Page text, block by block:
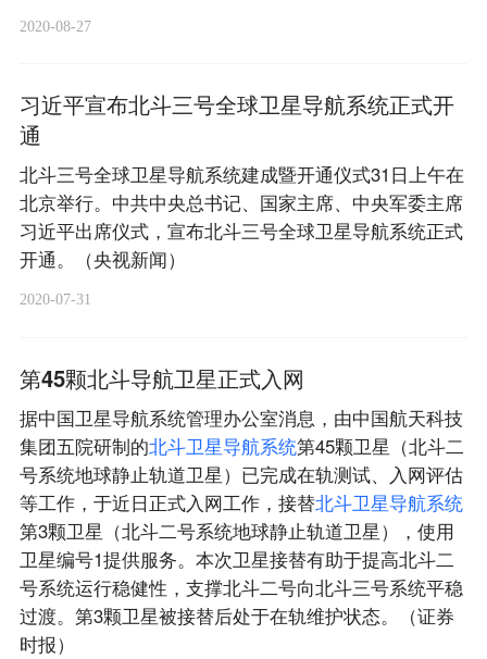
2020-08-27
习近平宣布北斗三号全球卫星导航系统正式开
通
北斗三号全球卫星导航系统建成暨开通仪式31日上午在
北京举行。中共中央总书记、国家主席、中央军委主席
习近平出席仪式，宣布北斗三号全球卫星导航系统正式
开通。（央视新闻）
2020-07-31
第45颗北斗导航卫星正式入网
据中国卫星导航系统管理办公室消息，由中国航天科技
集团五院研制的北斗卫星导航系统第45颗卫星（北斗二
号系统地球静止轨道卫星）已完成在轨测试、入网评估
等工作，于近日正式入网工作，接替北斗卫星导航系统
第3颗卫星（北斗二号系统地球静止轨道卫星），使用
卫星编号1提供服务。本次卫星接替有助于提高北斗二
号系统运行稳健性，支撑北斗二号向北斗三号系统平稳
过渡。第3颗卫星被接替后处于在轨维护状态。（证券
时报）